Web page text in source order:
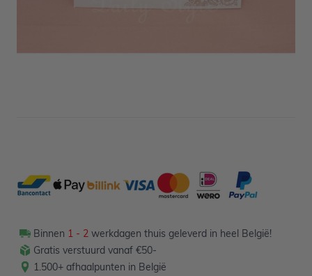
Binnen 1 - 2 werkdagen thuis geleverd in heel België!
Gratis verstuurd vanaf €50-
1.500+ afhaalpunten in België